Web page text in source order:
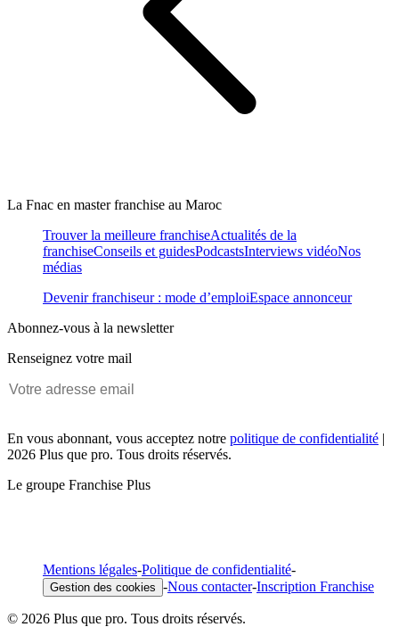
La Fnac en master franchise au Maroc
Trouver la meilleure franchiseActualités de la
franchiseConseils et guidesPodcastsInterviews vidéoNos
médias
Devenir franchiseur : mode d’emploiEspace annonceur
Abonnez-vous à la newsletter
Renseignez votre mail
En vous abonnant, vous acceptez notre politique de confidentialité |
2026 Plus que pro. Tous droits réservés.
Le groupe Franchise Plus
Mentions légales-Politique de confidentialité-
Gestion des cookies -Nous contacter-Inscription Franchise
© 2026 Plus que pro. Tous droits réservés.